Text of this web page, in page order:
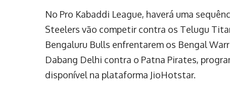
No Pro Kabaddi League, haverá uma
Steelers vão competir contra os Telugu
Bengaluru Bulls enfrentarem os Bengal
Dabang Delhi contra o Patna Pirates,
disponível na plataforma JioHotstar.